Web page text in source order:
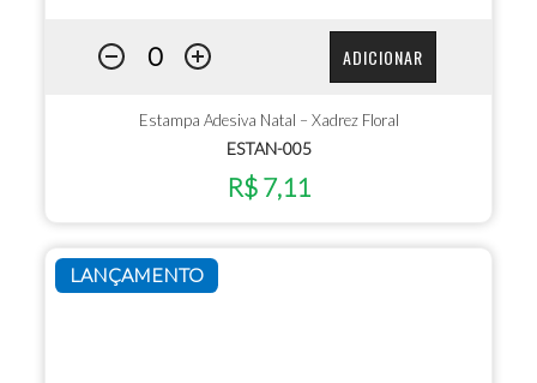
ADICIONAR
Estampa Adesiva Natal – Xadrez Floral
ESTAN-005
R$ 7,11
LANÇAMENTO